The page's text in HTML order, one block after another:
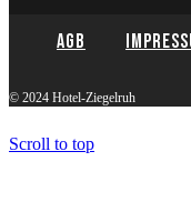
AGB
© 2024 Hotel-Ziegelruh
Scroll to top